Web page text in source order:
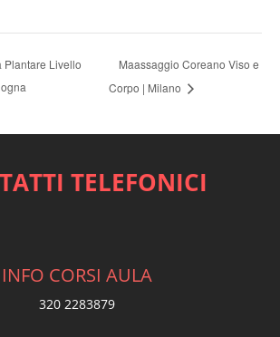
Plantare Livello
Maassaggio Coreano Viso e
Corpo | Milano
TELEFONICI
INFO CORSI AULA
320 2283879